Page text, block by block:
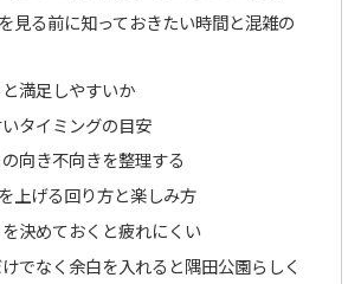
見る前に知っておきたい時間と混雑の
満足しやすいか
タイミングの目安
向き不向きを整理する
上げる回り方と楽しみ方
決めておくと疲れにくい
でなく余白を入れると隅田公園らしく